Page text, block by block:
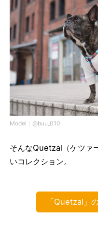
Model：@buu_010
そんなQuetzal（ケツァ
いコレクション。
「Quetzal」